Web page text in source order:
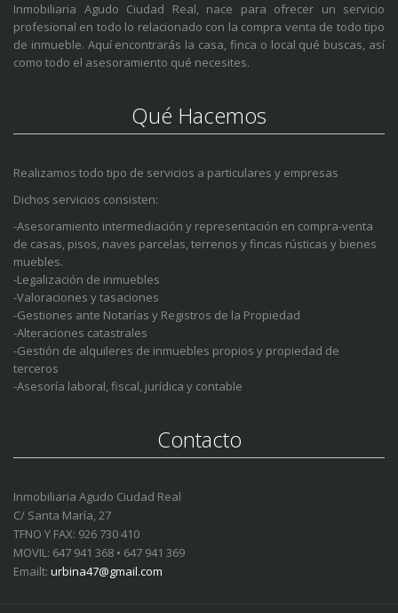
Inmobiliaria Agudo Ciudad Real, nace para ofrecer un servicio
profesional en todo lo relacionado con la compra venta de todo tipo
de inmueble. Aquí encontrarás la casa, finca o local qué buscas, así
como todo el asesoramiento qué necesites.
Qué Hacemos
Realizamos todo tipo de servicios a particulares y empresas
Dichos servicios consisten:
-Asesoramiento intermediación y representación en compra-venta
de casas, pisos, naves parcelas, terrenos y fincas rústicas y bienes
muebles.
-Legalización de inmuebles
-Valoraciones y tasaciones
-Gestiones ante Notarías y Registros de la Propiedad
-Alteraciones catastrales
-Gestión de alquileres de inmuebles propios y propiedad de
terceros
-Asesoría laboral, fiscal, jurídica y contable
Contacto
Inmobiliaria Agudo Ciudad Real
C/ Santa María, 27
TFNO Y FAX: 926 730 410
MOVIL: 647 941 368 • 647 941 369
Emailt: urbina47@gmail.com